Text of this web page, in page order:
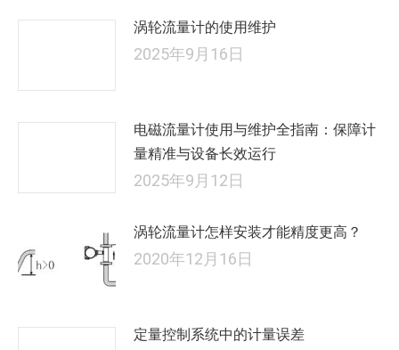
涡轮流量计的使用维护
2025年9月16日
电磁流量计使用与维护全指南：保障计
量精准与设备长效运行
2025年9月12日
涡轮流量计怎样安装才能精度更高？
2020年12月16日
定量控制系统中的计量误差